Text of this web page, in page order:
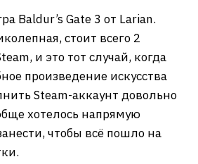
Baldur’s Gate 3 от Larian.
стоит всего 2
и это тот случай, когда
произведение искусства
Steam-аккаунт довольно
хотелось напрямую
чтобы всё пошло на